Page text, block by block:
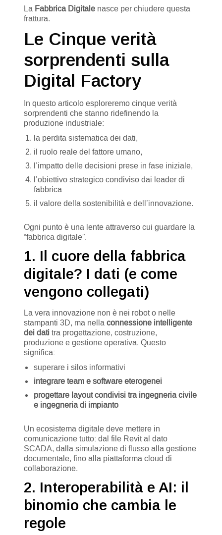
La Fabbrica Digitale nasce per chiudere questa
frattura.
Le Cinque verità
sorprendenti sulla
Digital Factory
In questo articolo esploreremo cinque verità
sorprendenti che stanno ridefinendo la
produzione industriale:
la perdita sistematica dei dati,
il ruolo reale del fattore umano,
l’impatto delle decisioni prese in fase iniziale,
l’obiettivo strategico condiviso dai leader di
fabbrica
il valore della sostenibilità e dell’innovazione.
Ogni punto è una lente attraverso cui guardare la
“fabbrica digitale”.
1. Il cuore della fabbrica
digitale? I dati (e come
vengono collegati)
La vera innovazione non è nei robot o nelle
stampanti 3D, ma nellaconnessione intelligente
dei dati tra progettazione, costruzione,
produzione e gestione operativa. Questo
significa:
superare i silos informativi
integrare team e software eterogenei
progettare layout condivisi tra ingegneria civile
e ingegneria di impianto
Un ecosistema digitale deve mettere in
comunicazione tutto: dal file Revit al dato
SCADA, dalla simulazione di flusso alla gestione
documentale, fino alla piattaforma cloud di
collaborazione.
2. Interoperabilità e AI: il
binomio che cambia le
regole